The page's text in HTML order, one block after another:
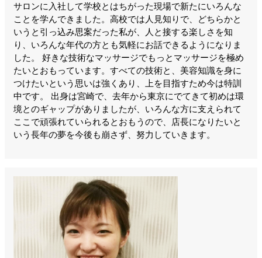
サロンに入社して学校とはちがった現場で新たにいろんな
ことを学んできました。高校では人見知りで、どちらかと
いうと引っ込み思案だった私が、人と接する楽しさを知
り、いろんな年代の方とも気軽にお話できるようになりま
した。 好きな技術なマッサージでもっとマッサージを極め
たいとおもっています。すべての技術と、美容知識を身に
つけたいという思いは強くあり、上を目指すため今は特訓
中です。 出身は宮崎で、去年から東京にでてきて初めは環
境とのギャップがありましたが、いろんな方に支えられて
ここで頑張れていられるとおもうので、店長になりたいと
いう長年の夢を今後も崩さず、努力していきます。